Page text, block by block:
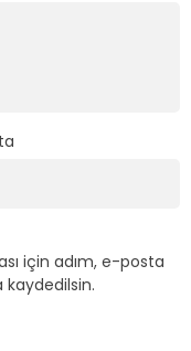
için adım, e-posta
kaydedilsin.